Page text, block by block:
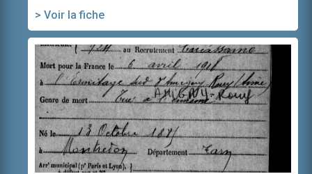
> Voir la fiche